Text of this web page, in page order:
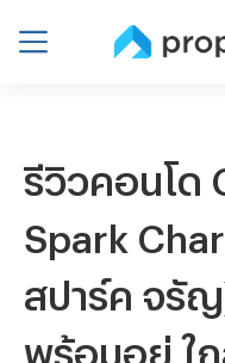
รีวิวคอนโด
Spark
สปาร์ค จรัญ
พร้อมอยู่ ใ